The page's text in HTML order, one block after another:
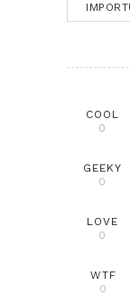
COOL
0
GEEKY
0
LOVE
0
WTF
0